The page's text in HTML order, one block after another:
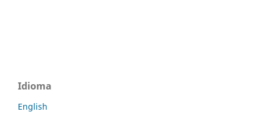
Idioma
English